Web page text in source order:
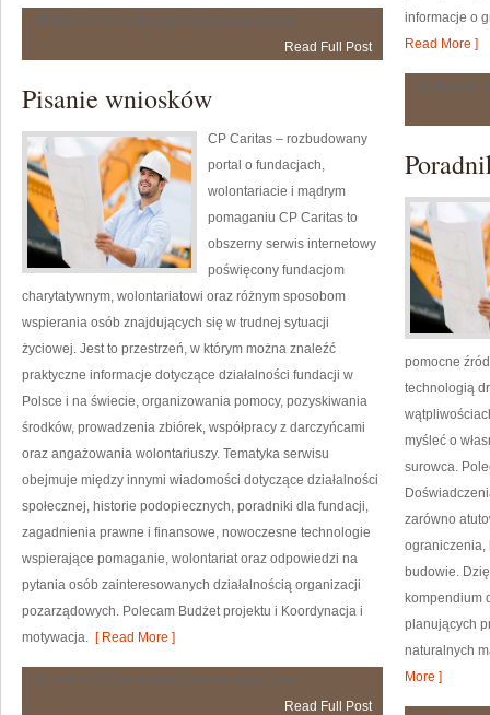
Read Full Post
informacje o
Read More ]
Pisanie wniosków
CP Caritas – rozbudowany
portal o fundacjach,
wolontariacie i mądrym
pomaganiu CP Caritas to
obszerny serwis internetowy
poświęcony fundacjom
charytatywnym, wolontariatowi oraz różnym sposobom
wspierania osób znajdujących się w trudnej sytuacji
życiowej. Jest to przestrzeń, w którym można znaleźć
praktyczne informacje dotyczące działalności fundacji w
Polsce i na świecie, organizowania pomocy, pozyskiwania
środków, prowadzenia zbiórek, współpracy z darczyńcami
oraz angażowania wolontariuszy. Tematyka serwisu
obejmuje między innymi wiadomości dotyczące działalności
społecznej, historie podopiecznych, poradniki dla fundacji,
zagadnienia prawne i finansowe, nowoczesne technologie
wspierające pomaganie, wolontariat oraz odpowiedzi na
pytania osób zainteresowanych działalnością organizacji
pozarządowych. Polecam Budżet projektu i Koordynacja i
motywacja. [ Read More ]
Read Full Post
pomocne
technologią
myśleć o
surowca.
zarówno
ograniczenia,
budowie.
kompendium
planujących
naturalnych
More ]